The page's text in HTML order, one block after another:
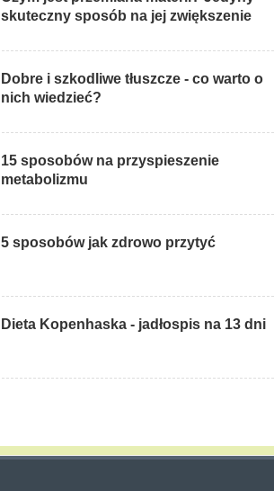
skuteczny sposób na jej zwiększenie
Dobre i szkodliwe tłuszcze - co warto o
nich wiedzieć?
15 sposobów na przyspieszenie
metabolizmu
5 sposobów jak zdrowo przytyć
Dieta Kopenhaska - jadłospis na 13 dni